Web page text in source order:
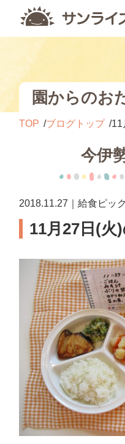
園からのお
TOP ブログトップ 11
今伊
2018.11.27｜給食ピッ
11月27日(